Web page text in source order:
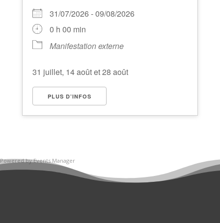
31/07/2026 - 09/08/2026
0 h 00 min
Manifestation externe
31 juillet, 14 août et 28 août
PLUS D’INFOS
Powered byEvents Manager